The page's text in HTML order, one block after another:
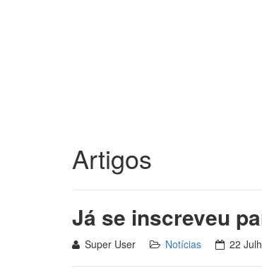
Artigos
Já se inscreveu
Super User Notícias 22